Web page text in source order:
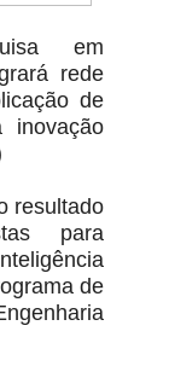
em
rede
de
inovação
resultado
para
de